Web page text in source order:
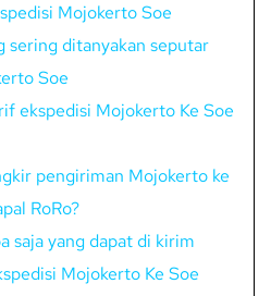
Mojokerto Soe
sering ditanyakan seputar
Soe
ekspedisi Mojokerto Ke Soe
pengiriman Mojokerto ke
RoRo?
saja yang dapat di kirim
Mojokerto Ke Soe